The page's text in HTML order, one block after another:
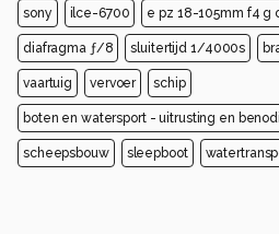
sony ilce-6700 e pz 18-105mm f4 g
diafragma ƒ/8 sluitertijd 1/4000s
vaartuig vervoer schip
boten en watersport - uitrusting en
scheepsbouw sleepboot